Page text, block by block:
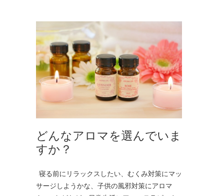
どんなアロマを選んでいま
すか？
寝る前にリラックスしたい、むくみ対策にマッ
サージしようかな、子供の風邪対策にアロマ